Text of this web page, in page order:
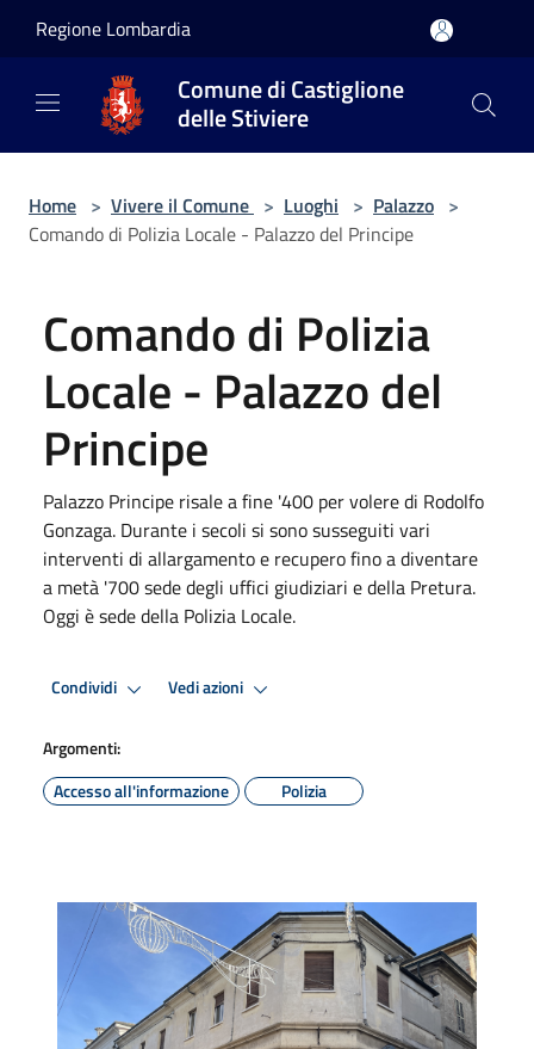
Regione Lombardia
Comune di Castiglione
delle Stiviere
Home > Vivere il Comune > Luoghi > Palazzo >
Comando di Polizia Locale - Palazzo del Principe
Comando di Polizia
Locale - Palazzo del
Principe
Palazzo Principe risale a fine '400 per volere di Rodolfo
Gonzaga. Durante i secoli si sono susseguiti vari
interventi di allargamento e recupero fino a diventare
a metà '700 sede degli uffici giudiziari e della Pretura.
Oggi è sede della Polizia Locale.
Condividi Vedi azioni
Argomenti:
Accesso all'informazione
Polizia